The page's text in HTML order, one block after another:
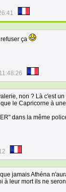
ça
non ? Là c'est
le Capricorne à
dans la même
jamais Athéna
à leur mort ils ne